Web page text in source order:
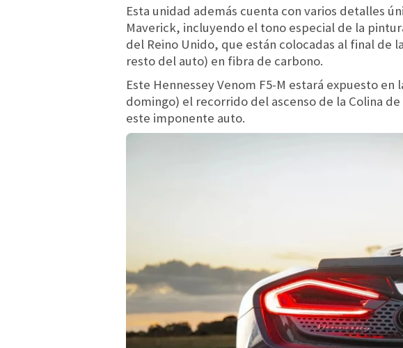
Esta unidad además cuenta con varios detalles
Maverick, incluyendo el tono especial de la
del Reino Unido, que están colocadas al final de
resto del auto) en fibra de carbono.
Este Hennessey Venom F5-M estará expuesto
domingo) el recorrido del ascenso de la Colina
este imponente auto.